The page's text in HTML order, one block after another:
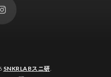
SNKRLABスニ研.